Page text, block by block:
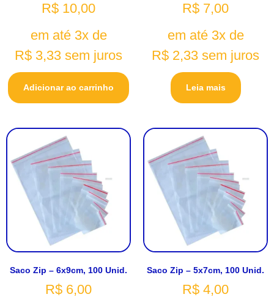
R$ 10,00
em até 3x de
R$ 3,33 sem juros
Adicionar ao carrinho
R$ 7,00
em até 3x de
R$ 2,33 sem juros
Leia mais
Saco Zip – 6x9cm, 100 Unid.
R$ 6,00
Saco Zip – 5x7cm, 100 Unid.
R$ 4,00